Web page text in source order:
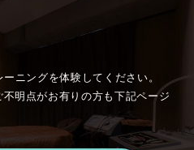
ニングを体験してください。
明点がお有りの方も下記ページ